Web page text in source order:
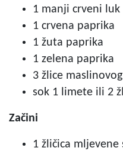
1 manji crveni luk
1 crvena paprika
1 žuta paprika
1 zelena paprika
3 žlice
sok 1 limete ili 2
Začini
1 žličica mljevene